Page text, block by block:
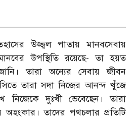
উজ্জ্বল পাতায় মানবসেবায়
উপস্থিতি রয়েছে- তা হয়ত
তারা অন্যের সেবায় জীবন
তারা সদা নিজের আনন্দ খুঁজে
নিজেকে দুঃখী ভেবেছেন। তারা
তাদের পথচলার প্রতিটি